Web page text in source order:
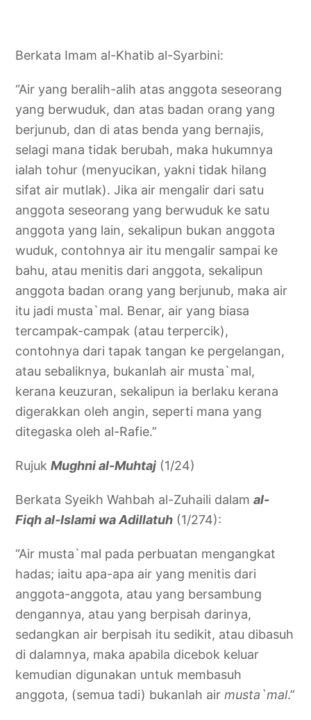
Berkata Imam al-Khatib al-Syarbini:
“Air yang beralih-alih atas anggota seseorang
yang berwuduk, dan atas badan orang yang
berjunub, dan di atas benda yang bernajis,
selagi mana tidak berubah, maka hukumnya
ialah tohur (menyucikan, yakni tidak hilang
sifat air mutlak). Jika air mengalir dari satu
anggota seseorang yang berwuduk ke satu
anggota yang lain, sekalipun bukan anggota
wuduk, contohnya air itu mengalir sampai ke
bahu, atau menitis dari anggota, sekalipun
anggota badan orang yang berjunub, maka air
itu jadi musta`mal. Benar, air yang biasa
tercampak-campak (atau terpercik),
contohnya dari tapak tangan ke pergelangan,
atau sebaliknya, bukanlah air musta`mal,
kerana keuzuran, sekalipun ia berlaku kerana
digerakkan oleh angin, seperti mana yang
ditegaska oleh al-Rafie.”
RujukMughni al-Muhtaj (1/24)
Berkata Syeikh Wahbah al-Zuhaili dalamal-
Fiqh al-Islami wa Adillatuh (1/274):
“Air musta`mal pada perbuatan mengangkat
hadas; iaitu apa-apa air yang menitis dari
anggota-anggota, atau yang bersambung
dengannya, atau yang berpisah darinya,
sedangkan air berpisah itu sedikit, atau dibasuh
di dalamnya, maka apabila dicebok keluar
kemudian digunakan untuk membasuh
anggota, (semua tadi) bukanlah airmusta`mal.”